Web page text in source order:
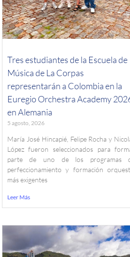
Tres estudiantes de la Escuela de
Música de La Corpas
representarán a Colombia en la
Euregio Orchestra Academy
en Alemania
5 agosto, 2026
María José Hincapié, Felipe Rocha y
López fueron seleccionados para
parte de uno de los programas
perfeccionamiento y formación
más exigentes
Leer Más